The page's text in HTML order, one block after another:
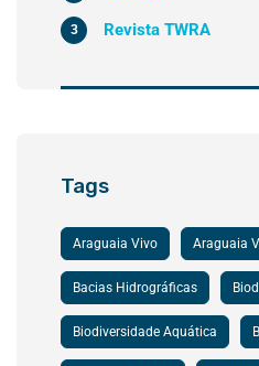
Revista TWRA
3
Tags
Araguaia Vivo Araguaia
Bacias Hidrográficas
Biodiversidade Aquática